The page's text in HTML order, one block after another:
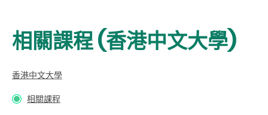
相關課程 (香港中文大學)
香港中文大學
相關課程